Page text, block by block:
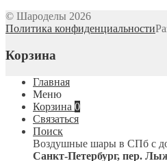
© Шароделы 2026
Политика конфиденциальности
Корзина
Главная
Меню
Корзина 0
Связаться
Поиск
Воздушные шары в СПб с
Санкт-Петербург, пер.